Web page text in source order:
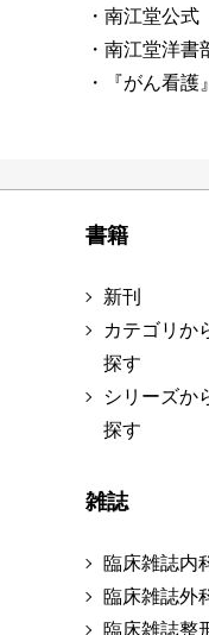
・南江堂公式
・南江堂洋書
・『がん看護
書籍
新刊
カテゴリか
探す
シリーズか
探す
雑誌
臨床雑誌内
臨床雑誌外
臨床雑誌整